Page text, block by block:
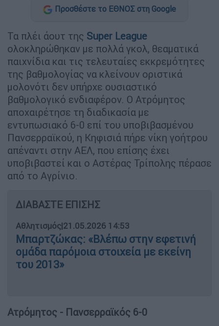
Προσθέστε το ΕΘΝΟΣ στη Google
Τα πλέι άουτ της Super League
ολοκληρώθηκαν με πολλά γκολ, θεαματικά
παιχνίδια και τις τελευταίες εκκρεμότητες
της βαθμολογίας να κλείνουν οριστικά
μολονότι δεν υπήρχε ουσιαστικό
βαθμολογικό ενδιαφέρον. Ο Ατρόμητος
αποχαιρέτησε τη διαδικασία με
εντυπωσιακό 6-0 επί του υποβιβασμένου
Πανσερραϊκού, η Κηφισιά πήρε νίκη γοήτρου
απέναντι στην ΑΕΛ, που επίσης έχει
υποβιβαστεί και ο Αστέρας Τρίπολης πέρασε
από το Αγρίνιο.
ΔΙΑΒΑΣΤΕ ΕΠΙΣΗΣ
Αθλητισμός|21.05.2026 14:53
Μπαρτζώκας: «Βλέπω στην εφετινή
ομάδα παρόμοια στοιχεία με εκείνη
του 2013»
Ατρόμητος - Πανσερραϊκός 6-0